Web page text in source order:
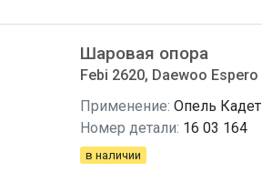
Шаровая опора
Febi 2620, Daewoo Espero
Применение: Опель Кадет
Номер детали: 16 03 164
в наличии